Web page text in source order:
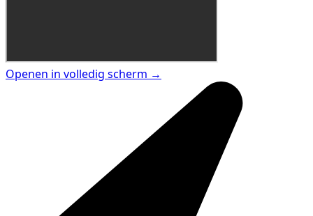
Openen in volledig scherm →